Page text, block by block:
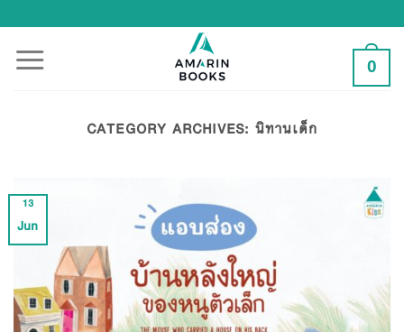
to
content
0
CATEGORY ARCHIVES:นิทานเด็ก
13
Jun